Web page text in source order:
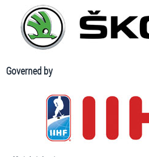
Governed by